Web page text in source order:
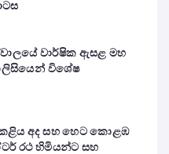
වාර්ෂික ඇසළ මහ
විශේෂ
අද සහ හෙට කොළඹ
රථ හිමියන්ට සහ